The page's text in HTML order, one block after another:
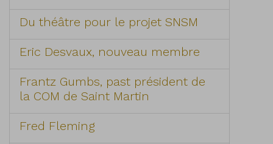
Du théâtre pour le projet SNSM
Eric Desvaux, nouveau membre
Frantz Gumbs, past président de
la COM de Saint Martin
Fred Fleming